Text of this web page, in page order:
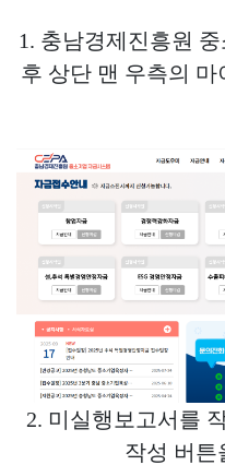
1. 충남경제진흥원
후 상단 맨 우측의
2. 미실행보고서를
작성 버튼